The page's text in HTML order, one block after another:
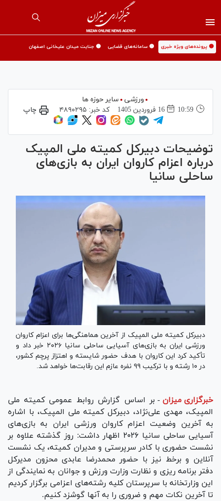
🟡 پرونده‌های ویژه خبری 🟡 سامانه‌های قضایی 🟡 جنایت میدان علیخانی اصفهان
ورزشی
سایر حوزه ها
10:59
16 فروردين 1405 کد خبر: ۴۸۹۰۲۹۵ چاپ
توضیحات دبیرکل کمیته ملی المپیک
درباره اعزام کاروان ایران به بازی‌های
ساحلی سانیا
دبیرکل کمیته ملی المپیک از آخرین هماهنگی‌ها برای اعزام کاروان
ورزشی ایران به بازی‌های آسیایی ساحلی سانیا ۲۰۲۶ خبر داد و
تأکید کرد این کاروان با هدف حضور شایسته و اهتزاز پرچم کشور،
در ۱۰ رشته و با ترکیب ۹۹ نفره عازم این رقابت‌ها خواهد شد.
خبرگزاری میزان - بر اساس گزارش روابط عمومی کمیته ملی
المپیک، مهدی علی‌نژاد، دبیرکل کمیته ملی المپیک، با اشاره
به آخرین وضعیت اعزام کاروان ورزشی ایران به بازی‌های
آسیایی ساحلی سانیا ۲۰۲۶ اظهار داشت: روز گذشته علاوه بر
نشست حضوری با کادر سرپرستی و مدیران کمیته، یک نشست
آنلاین و برخط نیز با حضور محمدرضا عابدی محزون مدیرکل
دفتر برنامه ریزی و نظارت وزارت ورزش و جوانان به نمایندگی از
این وزارتخانه با سرپرستان کلیه رشته‌های اعزامی برگزار کردیم
تا آخرین نکات مهم و ضروری را به آنها گوشزد کنیم.